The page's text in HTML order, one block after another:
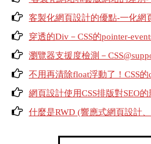
客製化網頁設計的優點-一化網
穿透的Div－CSS的pointer-
瀏覽器支援度檢測－
不用再清除float浮動了！CSS
網頁設計使用CSS排版對SEO的
什麼是RWD (響應式網頁設計